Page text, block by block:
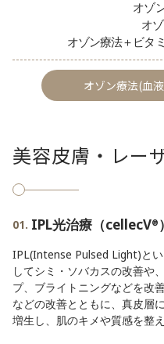
オゾ
オ
オゾン療法＋ビタ
オゾン療法(血
美容皮膚・レー
IPL光治療（cellecV® ）
IPL(Intense Pulsed Light)と
してシミ・ソバカスの改善や
プ、ブライトニングなどを改
などの改善とともに、真皮層
増生し、肌のキメや質感を整え